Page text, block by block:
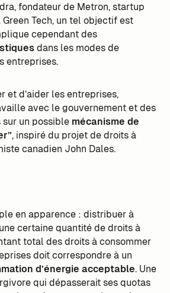
fondateur de Metron, startup
Tech, un tel objectif est
cependant des
dans les modes de
entreprises.
et d’aider les entreprises,
avec le gouvernement et des
sur un possible mécanisme de
, inspiré du projet de droits à
canadien John Dales.
en apparence : distribuer à
certaine quantité de droits à
total des droits à consommer
doit correspondre à un
d’énergie acceptable. Une
qui dépasserait ses quotas